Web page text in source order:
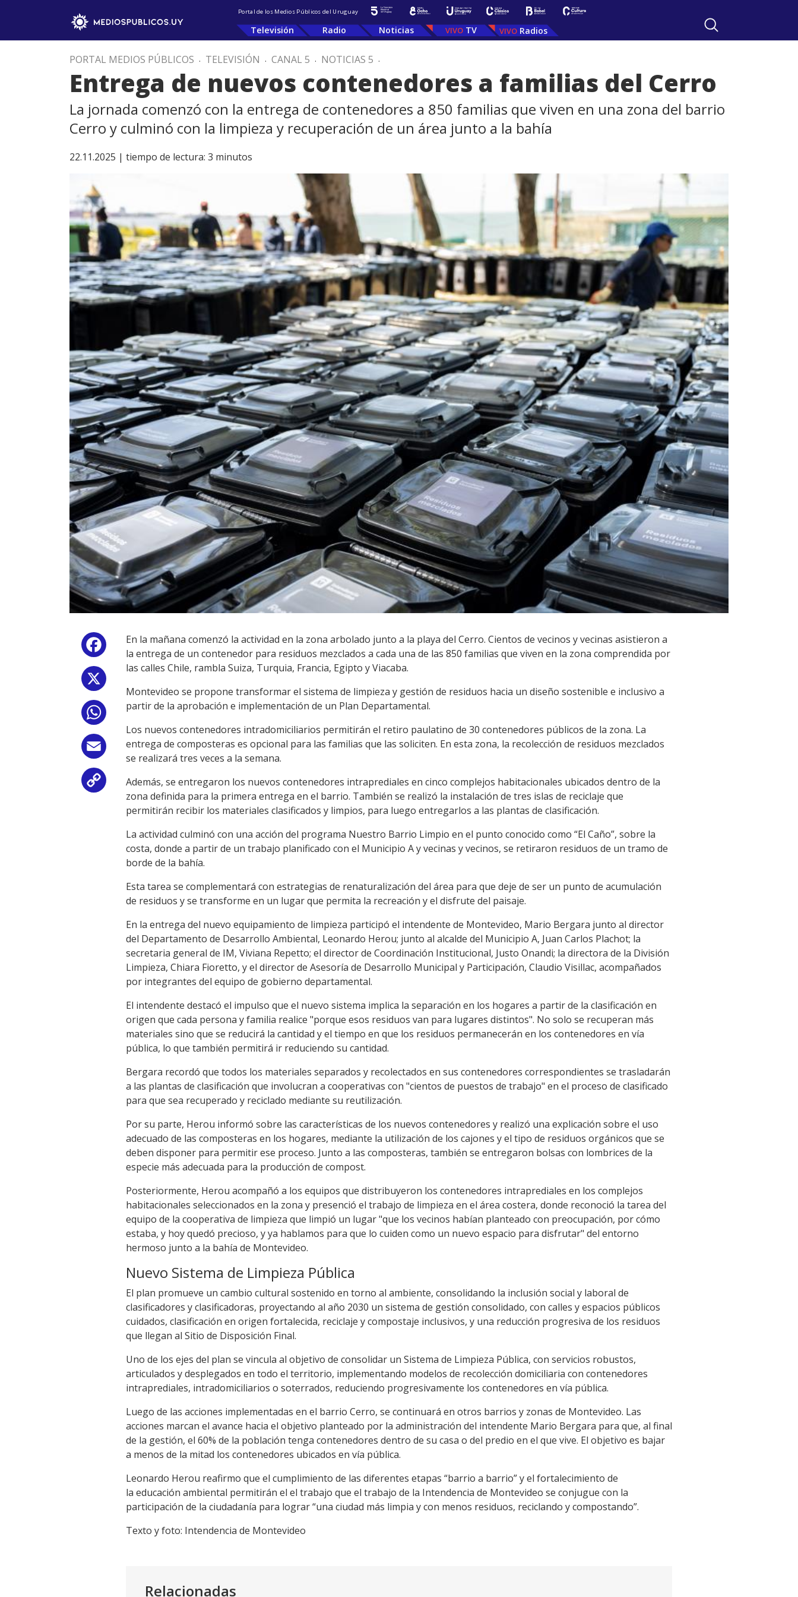
Portal de los Medios Públicos del Uruguay
Televisión Radio Noticias TV Radios
PORTAL MEDIOS PÚBLICOS . TELEVISIÓN . CANAL 5 . NOTICIAS 5 .
Entrega de nuevos contenedores a familias del Cerro
La jornada comenzó con la entrega de contenedores a 850 familias que viven en una zona del barrio
Cerro y culminó con la limpieza y recuperación de un área junto a la bahía
22.11.2025 | tiempo de lectura: 3 minutos
Facebook
WhatsApp
Email
Copy
Link
En la mañana comenzó la actividad en la zona arbolado junto a la playa del Cerro. Cientos de vecinos y vecinas asistieron a
la entrega de un contenedor para residuos mezclados a cada una de las 850 familias que viven en la zona comprendida por
las calles Chile, rambla Suiza, Turquia, Francia, Egipto y Viacaba.
Montevideo se propone transformar el sistema de limpieza y gestión de residuos hacia un diseño sostenible e inclusivo a
partir de la aprobación e implementación de un Plan Departamental.
Los nuevos contenedores intradomiciliarios permitirán el retiro paulatino de 30 contenedores públicos de la zona. La
entrega de composteras es opcional para las familias que las soliciten. En esta zona, la recolección de residuos mezclados
se realizará tres veces a la semana.
Además, se entregaron los nuevos contenedores intraprediales en cinco complejos habitacionales ubicados dentro de la
zona definida para la primera entrega en el barrio. También se realizó la instalación de tres islas de reciclaje que
permitirán recibir los materiales clasificados y limpios, para luego entregarlos a las plantas de clasificación.
La actividad culminó con una acción del programa Nuestro Barrio Limpio en el punto conocido como “El Caño”, sobre la
costa, donde a partir de un trabajo planificado con el Municipio A y vecinas y vecinos, se retiraron residuos de un tramo de
borde de la bahía.
Esta tarea se complementará con estrategias de renaturalización del área para que deje de ser un punto de acumulación
de residuos y se transforme en un lugar que permita la recreación y el disfrute del paisaje.
En la entrega del nuevo equipamiento de limpieza participó el intendente de Montevideo, Mario Bergara junto al director
del Departamento de Desarrollo Ambiental, Leonardo Herou; junto al alcalde del Municipio A, Juan Carlos Plachot; la
secretaria general de IM, Viviana Repetto; el director de Coordinación Institucional, Justo Onandi; la directora de la División
Limpieza, Chiara Fioretto, y el director de Asesoría de Desarrollo Municipal y Participación, Claudio Visillac, acompañados
por integrantes del equipo de gobierno departamental.
El intendente destacó el impulso que el nuevo sistema implica la separación en los hogares a partir de la clasificación en
origen que cada persona y familia realice "porque esos residuos van para lugares distintos". No solo se recuperan más
materiales sino que se reducirá la cantidad y el tiempo en que los residuos permanecerán en los contenedores en vía
pública, lo que también permitirá ir reduciendo su cantidad.
Bergara recordó que todos los materiales separados y recolectados en sus contenedores correspondientes se trasladarán
a las plantas de clasificación que involucran a cooperativas con "cientos de puestos de trabajo" en el proceso de clasificado
para que sea recuperado y reciclado mediante su reutilización.
Por su parte, Herou informó sobre las características de los nuevos contenedores y realizó una explicación sobre el uso
adecuado de las composteras en los hogares, mediante la utilización de los cajones y el tipo de residuos orgánicos que se
deben disponer para permitir ese proceso. Junto a las composteras, también se entregaron bolsas con lombrices de la
especie más adecuada para la producción de compost.
Posteriormente, Herou acompañó a los equipos que distribuyeron los contenedores intraprediales en los complejos
habitacionales seleccionados en la zona y presenció el trabajo de limpieza en el área costera, donde reconoció la tarea del
equipo de la cooperativa de limpieza que limpió un lugar "que los vecinos habían planteado con preocupación, por cómo
estaba, y hoy quedó precioso, y ya hablamos para que lo cuiden como un nuevo espacio para disfrutar" del entorno
hermoso junto a la bahía de Montevideo.
Nuevo Sistema de Limpieza Pública
El plan promueve un cambio cultural sostenido en torno al ambiente, consolidando la inclusión social y laboral de
clasificadores y clasificadoras, proyectando al año 2030 un sistema de gestión consolidado, con calles y espacios públicos
cuidados, clasificación en origen fortalecida, reciclaje y compostaje inclusivos, y una reducción progresiva de los residuos
que llegan al Sitio de Disposición Final.
Uno de los ejes del plan se vincula al objetivo de consolidar un Sistema de Limpieza Pública, con servicios robustos,
articulados y desplegados en todo el territorio, implementando modelos de recolección domiciliaria con contenedores
intraprediales, intradomiciliarios o soterrados, reduciendo progresivamente los contenedores en vía pública.
Luego de las acciones implementadas en el barrio Cerro, se continuará en otros barrios y zonas de Montevideo. Las
acciones marcan el avance hacia el objetivo planteado por la administración del intendente Mario Bergara para que, al final
de la gestión, el 60% de la población tenga contenedores dentro de su casa o del predio en el que vive. El objetivo es bajar
a menos de la mitad los contenedores ubicados en vía pública.
Leonardo Herou reafirmo que el cumplimiento de las diferentes etapas “barrio a barrio” y el fortalecimiento de
la educación ambiental permitirán el el trabajo que el trabajo de la Intendencia de Montevideo se conjugue con la
participación de la ciudadanía para lograr “una ciudad más limpia y con menos residuos, reciclando y compostando”.
Texto y foto: Intendencia de Montevideo
Relacionadas